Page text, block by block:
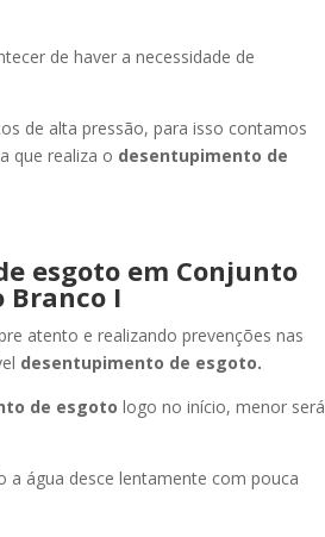
de haver a necessidade de
de alta pressão, para isso contamos
que realiza o desentupimento de
esgoto em Conjunto
Branco I
atento e realizando prevenções nas
desentupimento de esgoto.
de esgoto logo no início, menor será
a água desce lentamente com pouca